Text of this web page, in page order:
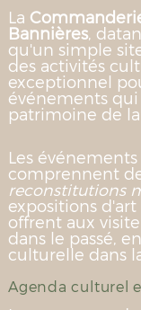
La
Bannières,
qu'un simple
des activités
exceptionnel
événements
patrimoine de
Les
comprennent
reconstitutions
expositions
offrent aux
dans le passé,
culturelle dans
Agenda culturel